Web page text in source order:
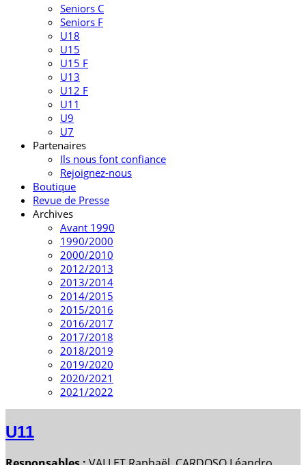
Seniors C
Seniors F
U18
U15
U15 F
U13
U12 F
U11
U9
U7
Partenaires
Ils nous font confiance
Rejoignez-nous
Boutique
Revue de Presse
Archives
Avant 1990
1990/2000
2000/2010
2012/2013
2013/2014
2014/2015
2015/2016
2016/2017
2017/2018
2018/2019
2019/2020
2020/2021
2021/2022
U11